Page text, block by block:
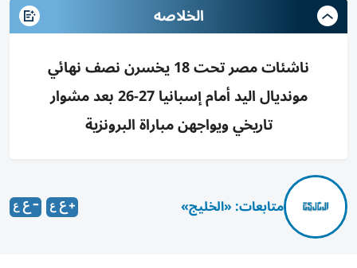
الخلاصه
ناشئات مصر تحت 18 يخسرن نصف نهائي
مونديال اليد أمام إسبانيا 27-26 بعد مشوار
تاريخي ويواجهن مباراة البرونزية
متابعات: «الخليج»